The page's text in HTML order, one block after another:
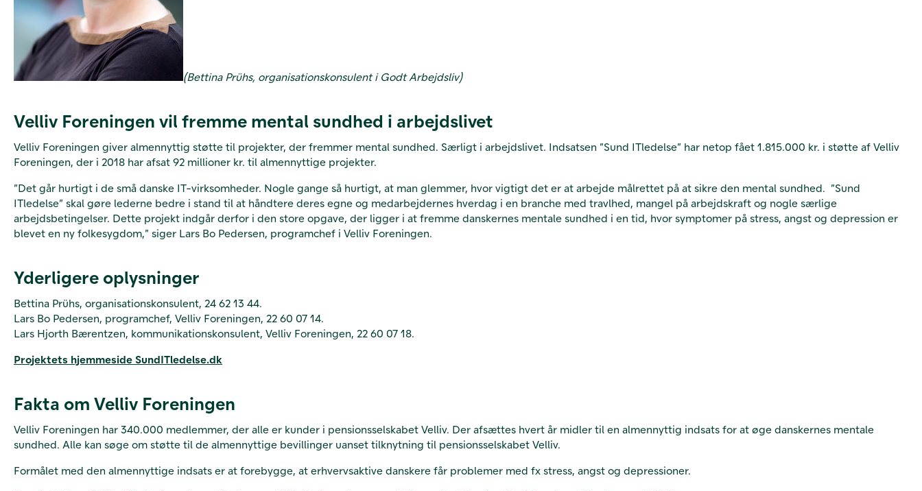
(Bettina Prühs, organisationskonsulent i Godt Arbejdsliv)
Velliv Foreningen vil fremme mental sundhed i arbejdslivet
Velliv Foreningen giver almennyttig støtte til projekter, der fremmer mental sundhed. Særligt i arbejdslivet. Indsatsen ”Sund ITledelse” har netop fået 1.815.000 kr. i støtte af Velliv
Foreningen, der i 2018 har afsat 92 millioner kr. til almennyttige projekter.
”Det går hurtigt i de små danske IT-virksomheder. Nogle gange så hurtigt, at man glemmer, hvor vigtigt det er at arbejde målrettet på at sikre den mental sundhed. ”Sund
ITledelse” skal gøre lederne bedre i stand til at håndtere deres egne og medarbejdernes hverdag i en branche med travlhed, mangel på arbejdskraft og nogle særlige
arbejdsbetingelser. Dette projekt indgår derfor i den store opgave, der ligger i at fremme danskernes mentale sundhed i en tid, hvor symptomer på stress, angst og depression er
blevet en ny folkesygdom,” siger Lars Bo Pedersen, programchef i Velliv Foreningen.
Yderligere oplysninger
Bettina Prühs, organisationskonsulent, 24 62 13 44.
Lars Bo Pedersen, programchef, Velliv Foreningen, 22 60 07 14.
Lars Hjorth Bærentzen, kommunikationskonsulent, Velliv Foreningen, 22 60 07 18.
Projektets hjemmeside SundITledelse.dk
Fakta om Velliv Foreningen
Velliv Foreningen har 340.000 medlemmer, der alle er kunder i pensionsselskabet Velliv. Der afsættes hvert år midler til en almennyttig indsats for at øge danskernes mentale
sundhed. Alle kan søge om støtte til de almennyttige bevillinger uanset tilknytning til pensionsselskabet Velliv.
Formålet med den almennyttige indsats er at forebygge, at erhvervsaktive danskere får problemer med fx stress, angst og depressioner.